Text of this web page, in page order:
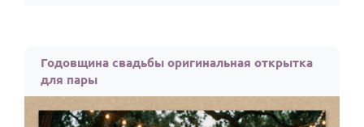
Годовщина свадьбы оригинальная открытка
для пары